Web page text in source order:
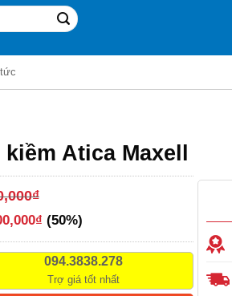
Atica Maxell
₫
₫ (50%)
094.3838.278
Trợ giá tốt nhất